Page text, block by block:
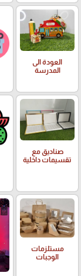
العودة الى
المدرسة
صناديق مع
تقسيمات داخلية
مستلزمات
الوجبات